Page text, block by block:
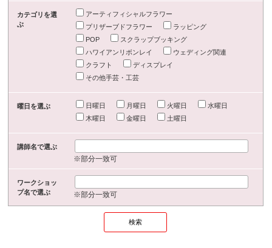
カテゴリを選
ぶ
アーティフィシャルフラワー
プリザーブドフラワー
ラッピング
POP
スクラップブッキング
ハワイアンリボンレイ
ウェディング関連
クラフト
ディスプレイ
その他手芸・工芸
曜日を選ぶ 日曜日 月曜日 火曜日
水曜日
木曜日
金曜日 土曜日
講師名で選ぶ
※部分一致可
ワークショッ
プ名で選ぶ
※部分一致可